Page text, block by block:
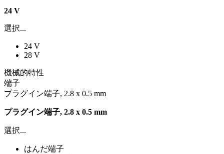
24 V
選択...
24 V
28 V
機械的特性
端子
プラグイン端子, 2.8 x 0.5 mm
プラグイン端子, 2.8 x 0.5 mm
選択...
はんだ端子